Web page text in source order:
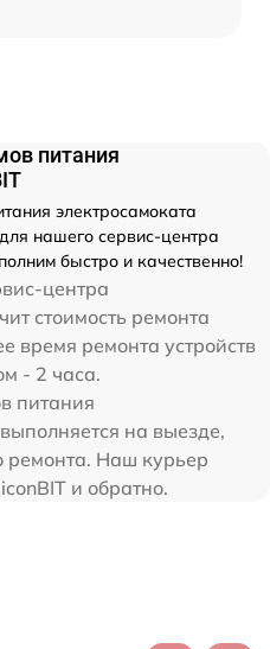
питания
электросамоката
нашего сервис-центра
быстро и качественно!
центра
стоимость ремонта
время ремонта устройств
- 2 часа.
питания
на выезде,
ремонта. Наш курьер
и обратно.